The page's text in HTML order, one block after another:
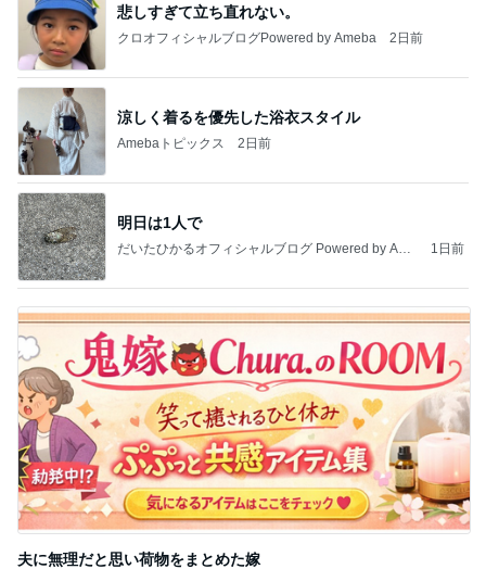
悲しすぎて立ち直れない。
クロオフィシャルブログPowered by Ameba 2日前
涼しく着るを優先した浴衣スタイル
Amebaトピックス 2日前
明日は1人で
だいたひかるオフィシャルブログ Powered by Ame
1日前
夫に無理だと思い荷物をまとめた嫁